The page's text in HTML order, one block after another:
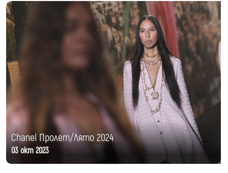
Chanel Пролет/Лято 2024
03 окт 2023